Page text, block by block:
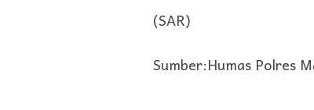
(SAR)
Sumber:Humas Polres